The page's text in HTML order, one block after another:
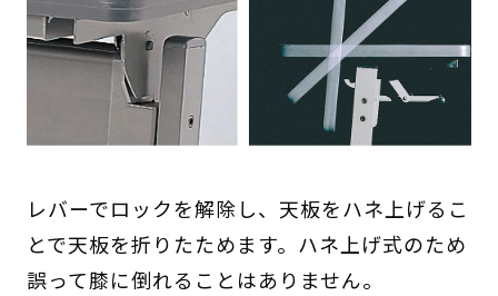
レバーでロックを解除し、天板をハネ上げるこ
とで天板を折りたためます。ハネ上げ式のため
誤って膝に倒れることはありません。